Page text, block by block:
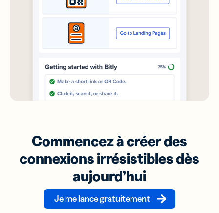
Commencez à créer des
connexions irrésistibles dès
aujourd’hui
Je me lance gratuitement